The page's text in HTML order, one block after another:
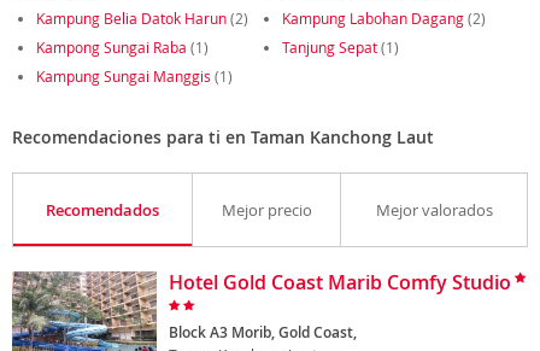
Kampung Belia Datok Harun(2) Kampung Labohan Dagang(2)
Kampong Sungai Raba (1) Tanjung Sepat(1)
Kampung Sungai Manggis (1)
Recomendaciones para ti en Taman Kanchong Laut
Recomendados Mejor precio Mejor valorados
Hotel Gold Coast Marib Comfy Studio
Block A3 Morib, Gold Coast,